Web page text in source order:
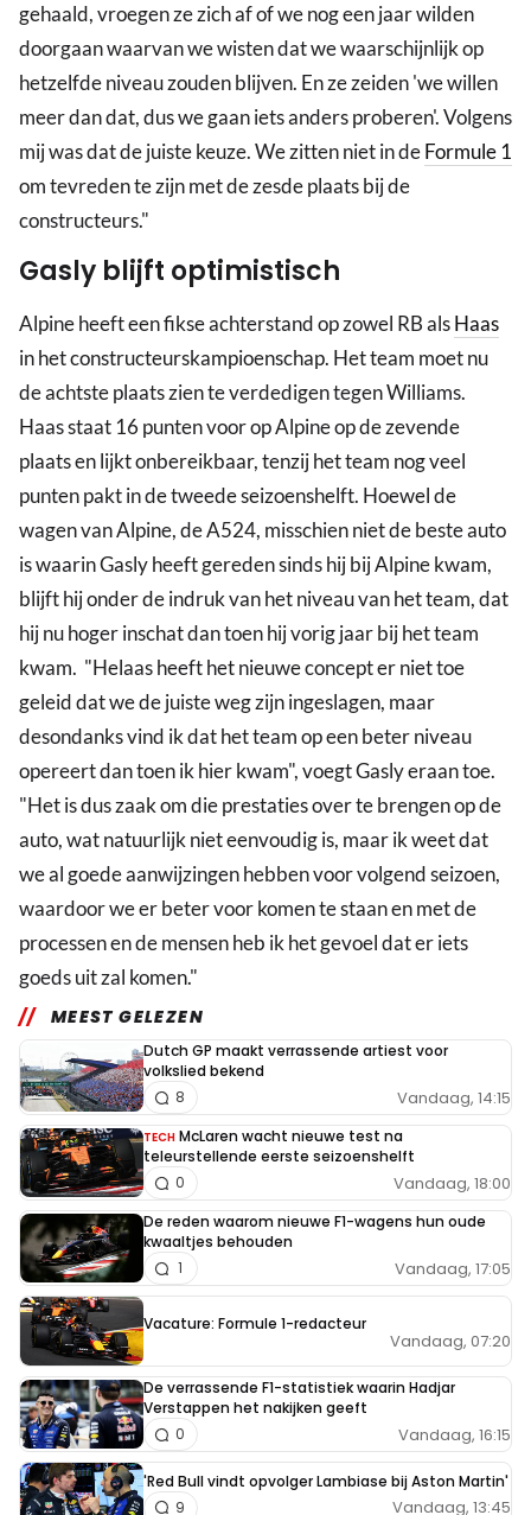
gehaald, vroegen ze zich af of we nog een jaar wilden
doorgaan waarvan we wisten dat we waarschijnlijk op
hetzelfde niveau zouden blijven. En ze zeiden 'we willen
meer dan dat, dus we gaan iets anders proberen'. Volgens
mij was dat de juiste keuze. We zitten niet in deFormule 1
om tevreden te zijn met de zesde plaats bij de
constructeurs."
Gasly blijft optimistisch
Alpine heeft een fikse achterstand op zowel RB alsHaas
in het constructeurskampioenschap. Het team moet nu
de achtste plaats zien te verdedigen tegen Williams.
Haas staat 16 punten voor op Alpine op de zevende
plaats en lijkt onbereikbaar, tenzij het team nog veel
punten pakt in de tweede seizoenshelft. Hoewel de
wagen van Alpine, de A524, misschien niet de beste auto
is waarin Gasly heeft gereden sinds hij bij Alpine kwam,
blijft hij onder de indruk van het niveau van het team, dat
hij nu hoger inschat dan toen hij vorig jaar bij het team
kwam. "Helaas heeft het nieuwe concept er niet toe
geleid dat we de juiste weg zijn ingeslagen, maar
desondanks vind ik dat het team op een beter niveau
opereert dan toen ik hier kwam", voegt Gasly eraan toe.
"Het is dus zaak om die prestaties over te brengen op de
auto, wat natuurlijk niet eenvoudig is, maar ik weet dat
we al goede aanwijzingen hebben voor volgend seizoen,
waardoor we er beter voor komen te staan en met de
processen en de mensen heb ik het gevoel dat er iets
goeds uit zal komen."
MEEST GELEZEN
Dutch GP maakt verrassende artiest voor
volkslied bekend
Vandaag, 14:15
8
TECH McLaren wacht nieuwe test na
teleurstellende eerste seizoenshelft
Vandaag, 18:00
0
De reden waarom nieuwe F1-wagens hun oude
kwaaltjes behouden
Vandaag, 17:05
1
Vacature: Formule 1-redacteur
Vandaag, 07:20
De verrassende F1-statistiek waarin Hadjar
Verstappen het nakijken geeft
Vandaag, 16:15
0
'Red Bull vindt opvolger Lambiase bij Aston Martin'
Vandaag, 13:45
9